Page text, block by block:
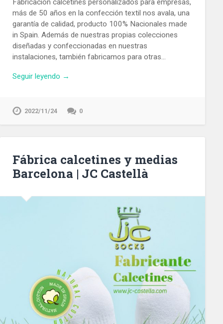
Fabricación calcetines personalizados para empresas,
más de 50 años en la confección textil nos avala, una
garantía de calidad, producto 100% Nacionales made
in Spain. Además de nuestras propias colecciones
diseñadas y confeccionadas en nuestras
instalaciones, también fabricamos para otras…
Seguir leyendo →
2022/11/24 0
Fábrica calcetines y medias
Barcelona | JC Castellà